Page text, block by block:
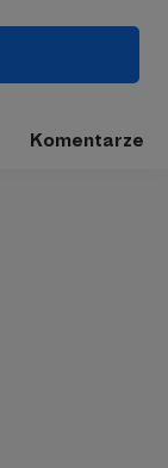
Komentarze